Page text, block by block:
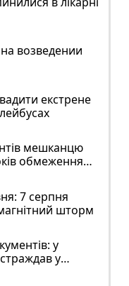
возведении
екстрене
мешканцю
обмеження
7 серпня
шторм
у
у